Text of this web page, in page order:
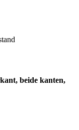
beide kanten,